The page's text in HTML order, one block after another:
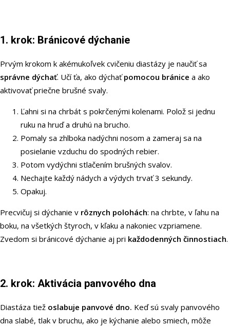
1. krok: Bránicové dýchanie
Prvým krokom k akémukoľvek cvičeniu diastázy je naučiť sa
správne dýchať. Učí ťa, ako dýchaťpomocou bránice a ako
aktivovať priečne brušné svaly.
Ľahni si na chrbát s pokrčenými kolenami. Polož si jednu
ruku na hruď a druhú na brucho.
Pomaly sa zhlboka nadýchni nosom a zameraj sa na
posielanie vzduchu do spodných rebier.
Potom vydýchni stlačením brušných svalov.
Nechajte každý nádych a výdych trvať 3 sekundy.
Opakuj.
Precvičuj si dýchanie v rôznych polohách: na chrbte, v ľahu na
boku, na všetkých štyroch, v kľaku a nakoniec vzpriamene.
Zvedom si bránicové dýchanie aj pri každodenných činnostiach.
2. krok: Aktivácia panvového dna
Diastáza tiež oslabuje panvové dno. Keď sú svaly panvového
dna slabé, tlak v bruchu, ako je kýchanie alebo smiech, môže